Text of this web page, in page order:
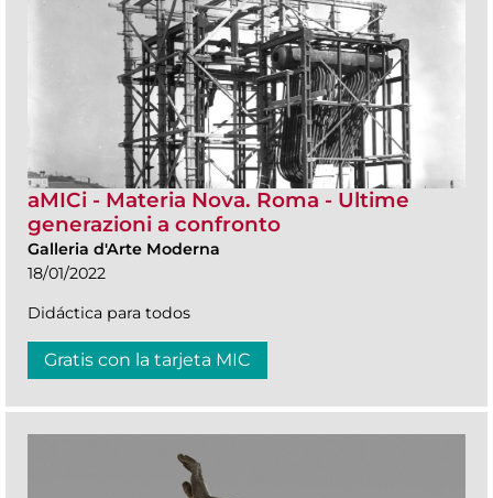
aMICi - Materia Nova. Roma - Ultime
generazioni a confronto
Galleria d'Arte Moderna
18/01/2022
Didáctica para todos
Gratis con la tarjeta MIC